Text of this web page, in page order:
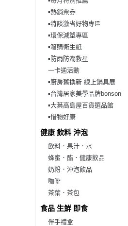
▪︎熱銷票券
▪︎特談激省好物專區
▪︎環保減塑專區
▪︎箱購衛生紙
▪︎防雨防潮救星
一卡通活動
▪︎廚房舊換新 線上鍋具展
▪︎台灣居家美學品牌bonson
▪︎大葉高島屋百貨選品館
▪︎惜物好康
健康 飲料 沖泡
飲料．果汁．水
蜂蜜．醋．健康飲品
奶粉．沖泡飲品
咖啡
茶葉．茶包
食品 生鮮 即食
伴手禮盒